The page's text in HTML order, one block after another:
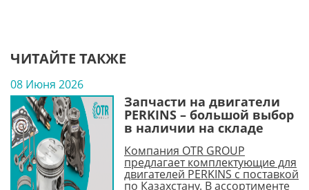
ЧИТАЙТЕ ТАКЖЕ
08 Июня 2026
Запчасти на двигатели
PERKINS – большой выбор
в наличии на складе
Компания OTR GROUP
предлагает комплектующие для
двигателей PERKINS с поставкой
по Казахстану. В ассортименте